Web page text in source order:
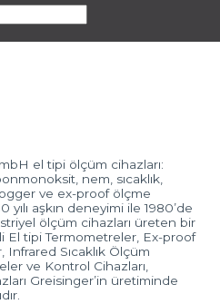
el tipi ölçüm cihazları:
nem, sıcaklık,
ve ex-proof ölçme
aşkın deneyimi ile 1980’de
ölçüm cihazları üreten bir
El tipi Termometreler, Ex-proof
Sıcaklık Ölçüm
ve Kontrol Cihazları,
Greisinger’in üretiminde